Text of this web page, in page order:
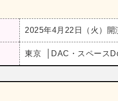
2025年4月22日（火） 開
東京 DAC・スペース